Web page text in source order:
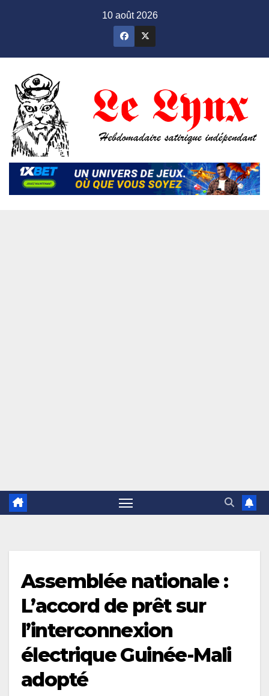
10 août 2026
Assemblée nationale :
L’accord de prêt sur
l’interconnexion
électrique Guinée-Mali
adopté